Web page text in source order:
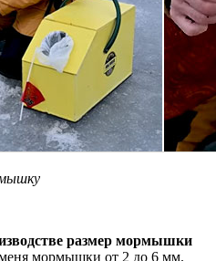
размер мормышки
меня мормышки от 2 до 6 мм.